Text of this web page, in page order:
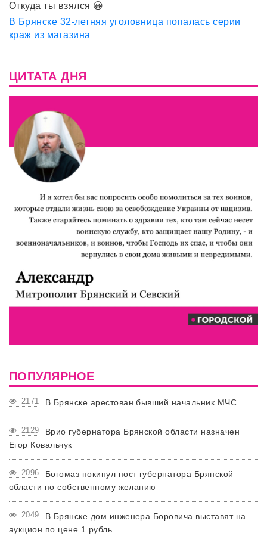
Откуда ты взялся 😀
В Брянске 32-летняя уголовница попалась серии
краж из магазина
ЦИТАТА ДНЯ
ПОПУЛЯРНОЕ
2171 В Брянске арестован бывший начальник МЧС
2129
Врио губернатора Брянской области назначен
Егор Ковальчук
2096
Богомаз покинул пост губернатора Брянской
области по собственному желанию
2049
В Брянске дом инженера Боровича выставят на
аукцион по цене 1 рубль